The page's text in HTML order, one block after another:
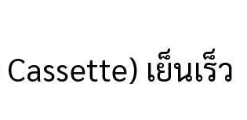
เย็นเร็ว